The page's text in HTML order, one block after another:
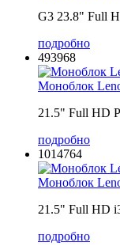
G3 23.8" Full
подробно
493968
Моноблок
21.5" Full HD
подробно
1014764
Моноблок
21.5" Full HD
подробно